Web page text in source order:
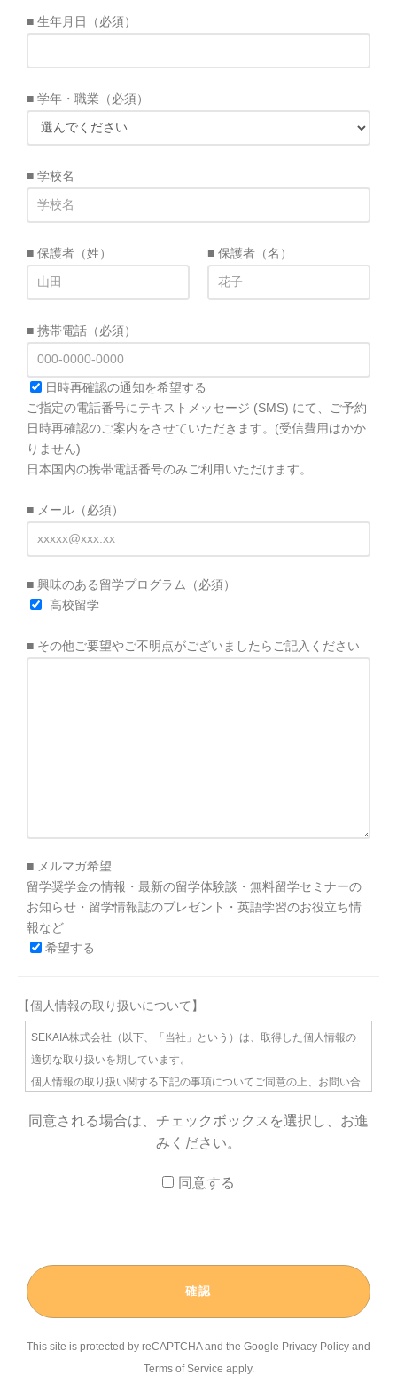
■ 生年月日 （必須）
■ 学年・職業 （必須）
■ 学校名
■ 保護者（姓） ■ 保護者（名）
■ 携帯電話 （必須）
日時再確認の通知を希望する
ご指定の電話番号にテキストメッセージ (SMS) にて、ご予約
日時再確認のご案内をさせていただきます。(受信費用はかか
りません)
日本国内の携帯電話番号のみご利用いただけます。
■ メール （必須）
■ 興味のある留学プログラム
（必須）
高校留学
■ その他ご要望やご不明点がございましたらご記入ください
■ メルマガ希望
留学奨学金の情報・最新の留学体験談・無料留学セミナーの
お知らせ・留学情報誌のプレゼント・英語学習のお役立ち情
報など
希望する
【個人情報の取り扱いについて】
SEKAIA株式会社（以下、「当社」という）は、取得した個人情報の
適切な取り扱いを期しています。
個人情報の取り扱い関する下記の事項についてご同意の上、お問い合
１）個人情報を利用する目的
(2) 留学情報に関わるダイレクトメールやメールマガジンの送付
２）個人情報の第三者提供について
取得した個人情報は、第三者に提供することはありません。
３）個人情報の委託について
当社は、個人情報取扱い業務の一部または全部を外部委託することが
同意される場合は、チェックボックスを選択し、お進
みください。
同意する
This site is protected by reCAPTCHA and the Google Privacy Policy and
Terms of Service apply.